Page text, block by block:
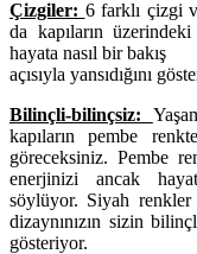
Çizgiler: 6 farklı çizgi
da kapıların
hayata nasıl bir bakış
açısıyla yansıdığını
Bilinçli-bilinçsiz:
kapıların pembe
göreceksiniz. Pembe
enerjinizi ancak
söylüyor. Siyah
dizaynınızın sizin
gösteriyor.